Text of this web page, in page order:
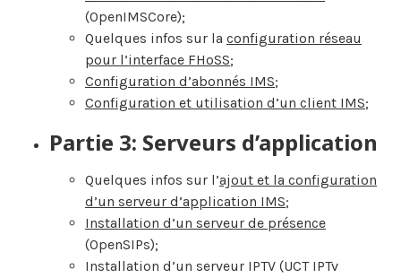
(OpenIMSCore);
Quelques infos sur la configuration réseau
pour l’interface FHoSS;
Configuration d’abonnés IMS;
Configuration et utilisation d’un client IMS;
Partie 3: Serveurs d’application
Quelques infos sur l’ajout et la configuration
d’un serveur d’application IMS;
Installation d’un serveur de présence
(OpenSIPs);
Installation d’un serveur IPTV (UCT IPTv